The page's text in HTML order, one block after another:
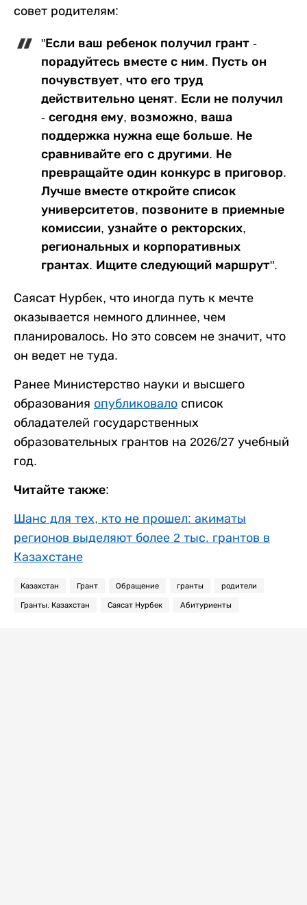
совет родителям:
"Если ваш ребенок получил грант -
порадуйтесь вместе с ним. Пусть он
почувствует, что его труд
действительно ценят. Если не получил
- сегодня ему, возможно, ваша
поддержка нужна еще больше. Не
сравнивайте его с другими. Не
превращайте один конкурс в приговор.
Лучше вместе откройте список
университетов, позвоните в приемные
комиссии, узнайте о ректорских,
региональных и корпоративных
грантах. Ищите следующий маршрут".
Саясат Нурбек, что иногда путь к мечте
оказывается немного длиннее, чем
планировалось. Но это совсем не значит, что
он ведет не туда.
Ранее Министерство науки и высшего
образования опубликовало список
обладателей государственных
образовательных грантов на 2026/27 учебный
год.
Читайте также:
Шанс для тех, кто не прошел: акиматы
регионов выделяют более 2 тыс. грантов в
Казахстане
Казахстан Грант Обращение гранты родители
Гранты. Казахстан Саясат Нурбек Абитуриенты